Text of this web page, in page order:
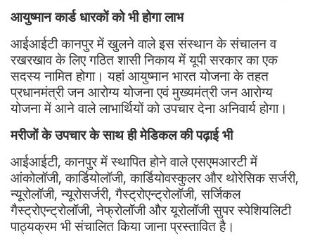
आयुष्मान कार्ड धारकों को भी होगा लाभ
आईआईटी कानपुर में खुलने वाले इस संस्थान के संचालन व
रखरखाव के लिए गठित शासी निकाय में यूपी सरकार का एक
सदस्य नामित होगा। यहां आयुष्मान भारत योजना के तहत
प्रधानमंत्री जन आरोग्य योजना एवं मुख्यमंत्री जन आरोग्य
योजना में आने वाले लाभार्थियों को उपचार देना अनिवार्य होगा।
मरीजों के उपचार के साथ ही मेडिकल की पढ़ाई भी
आईआईटी, कानपुर में स्थापित होने वाले एसएमआरटी में
आंकोलॉजी, कार्डियोलॉजी, कार्डियोवस्कुलर और थोरेसिक सर्जरी,
न्यूरोलॉजी, न्यूरोसर्जरी, गैस्ट्रोएन्ट्रोलॉजी, सर्जिकल
गैस्ट्रोएन्ट्रोलॉजी, नेफ्रोलॉजी और यूरोलॉजी सुपर स्पेशियलिटी
पाठ्यक्रम भी संचालित किया जाना प्रस्तावित है।